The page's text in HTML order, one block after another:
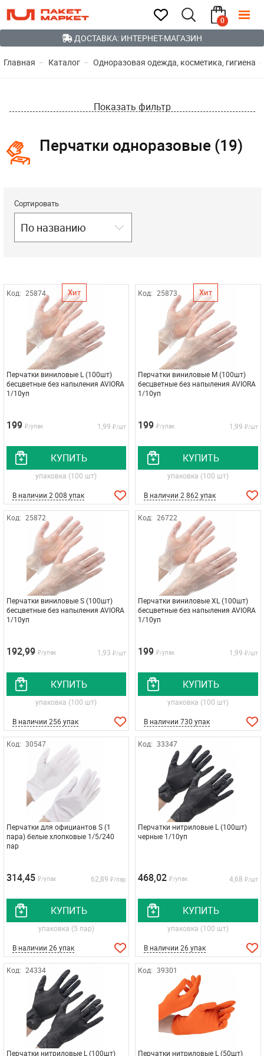
0
ДОСТАВКА: ИНТЕРНЕТ-МАГАЗИН
Главная Каталог Одноразовая одежда, косметика, гигиена
Показать фильтр
Перчатки одноразовые (19)
Сортировать
По названию
Код: 25874 Хит
Перчатки виниловые L (100шт)
бесцветные без напыления AVIORA
1/10уп
199 ₽/упак 1,99 ₽/шт
КУПИТЬ
упаковка (100 шт)
В наличии 2 008 упак
Код: 25873 Хит
Перчатки виниловые M (100шт)
бесцветные без напыления AVIORA
1/10уп
199 ₽/упак 1,99 ₽/шт
КУПИТЬ
упаковка (100 шт)
В наличии 2 862 упак
Код: 25872
Перчатки виниловые S (100шт)
бесцветные без напыления AVIORA
1/10уп
192,99 ₽/упак 1,93 ₽/шт
КУПИТЬ
упаковка (100 шт)
В наличии 256 упак
Код: 26722
Перчатки виниловые XL (100шт)
бесцветные без напыления AVIORA
1/10уп
199 ₽/упак 1,99 ₽/шт
КУПИТЬ
упаковка (100 шт)
В наличии 730 упак
Код: 30547
Перчатки для официантов S (1
пара) белые хлопковые 1/5/240
пар
314,45 ₽/упак 62,89 ₽/пар
КУПИТЬ
упаковка (5 пар)
В наличии 26 упак
Код: 33347
Перчатки нитриловые L (100шт)
черные 1/10уп
468,02 ₽/упак 4,68 ₽/шт
КУПИТЬ
упаковка (100 шт)
В наличии 26 упак
Код: 24334
Перчатки нитриловые L (100шт)
Код: 39301
Перчатки нитриловые L (50шт)